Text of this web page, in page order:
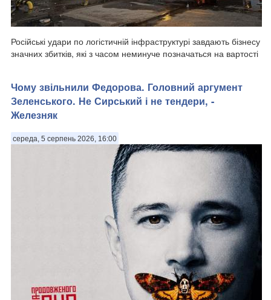
Російські удари по логістичній інфраструктурі завдають бізнесу
значних збитків, які з часом неминуче позначаться на вартості
продавця...
Чому звільнили Федорова. Головний аргумент
Зеленського. Не Сирський і не тендери, -
Железняк
середа, 5 серпень 2026, 16:00